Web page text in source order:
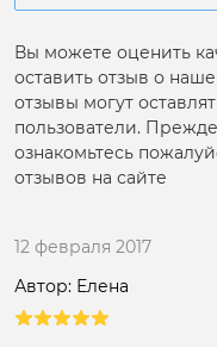
Вы можете оценить
оставить отзыв о
отзывы могут
пользователи.
ознакомьтесь
отзывов на сайте
12 февраля 2017
Автор: Елена